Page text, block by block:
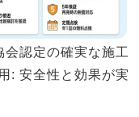
会認定の確実な施工
: 安全性と効果が実